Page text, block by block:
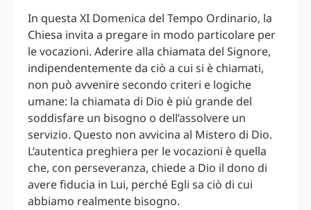
In questa XI Domenica del Tempo Ordinario, la
Chiesa invita a pregare in modo particolare per
le vocazioni. Aderire alla chiamata del Signore,
indipendentemente da ciò a cui si è chiamati,
non può avvenire secondo criteri e logiche
umane: la chiamata di Dio è più grande del
soddisfare un bisogno o dell’assolvere un
servizio. Questo non avvicina al Mistero di Dio.
L’autentica preghiera per le vocazioni è quella
che, con perseveranza, chiede a Dio il dono di
avere fiducia in Lui, perché Egli sa ciò di cui
abbiamo realmente bisogno.